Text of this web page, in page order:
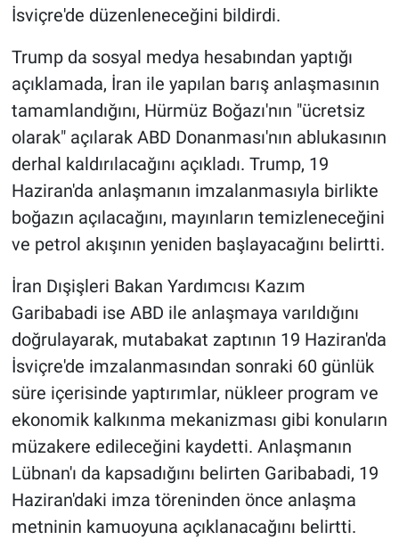
İsviçre'de düzenleneceğini bildirdi.
Trump da sosyal medya hesabından yaptığı
açıklamada, İran ile yapılan barış anlaşmasının
tamamlandığını, Hürmüz Boğazı'nın "ücretsiz
olarak" açılarak ABD Donanması'nın ablukasının
derhal kaldırılacağını açıkladı. Trump, 19
Haziran'da anlaşmanın imzalanmasıyla birlikte
boğazın açılacağını, mayınların temizleneceğini
ve petrol akışının yeniden başlayacağını belirtti.
İran Dışişleri Bakan Yardımcısı Kazım
Garibabadi ise ABD ile anlaşmaya varıldığını
doğrulayarak, mutabakat zaptının 19 Haziran'da
İsviçre'de imzalanmasından sonraki 60 günlük
süre içerisinde yaptırımlar, nükleer program ve
ekonomik kalkınma mekanizması gibi konuların
müzakere edileceğini kaydetti. Anlaşmanın
Lübnan'ı da kapsadığını belirten Garibabadi, 19
Haziran'daki imza töreninden önce anlaşma
metninin kamuoyuna açıklanacağını belirtti.